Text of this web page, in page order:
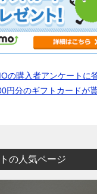
の購入者アンケートに
円分のギフトカードが
の人気ページ